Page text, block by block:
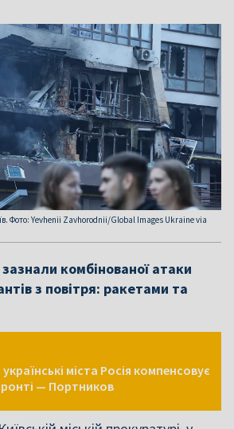
Фото: Yevhenii Zavhorodnii/Global Images Ukraine via
зазнали комбінованої атаки
з повітря: ракетами та
міста Росія компенсовує
— Портников